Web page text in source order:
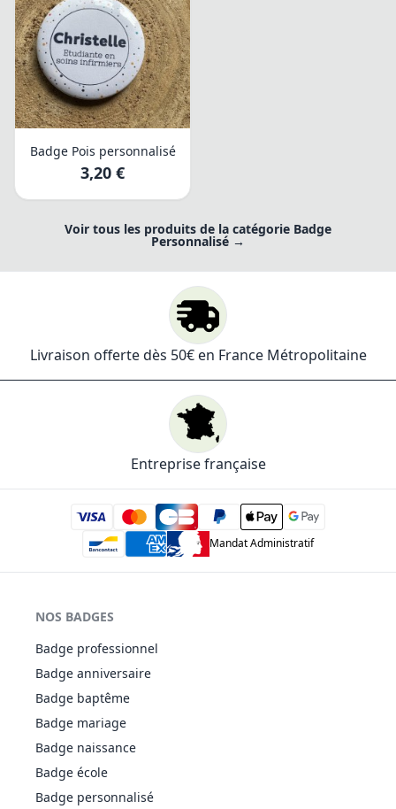
Badge Pois personnalisé
3,20 €
Voir tous les produits de la catégorie Badge
Personnalisé →
Livraison offerte dès 50€ en France Métropolitaine
Entreprise française
Mandat Administratif
NOS BADGES
Badge professionnel
Badge anniversaire
Badge baptême
Badge mariage
Badge naissance
Badge école
Badge personnalisé